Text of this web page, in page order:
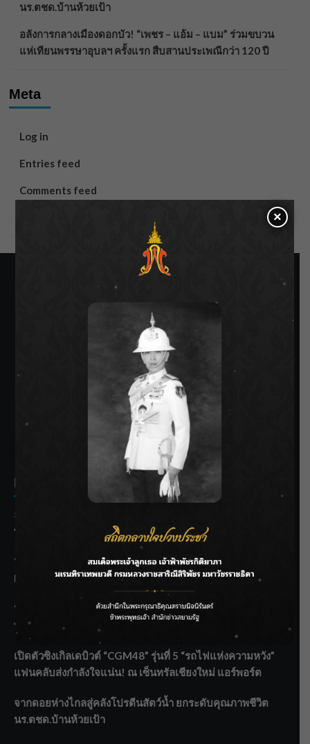
นร.ตชด.บ้านห้วยเป้า
อลังการกลางเมืองดอกบัว! “เพชร – แอ้ม – แบม” ร่วมขบวน
แห่เทียนพรรษาอุบลฯ ครั้งแรก สืบสานประเพณีกว่า 120 ปี
Meta
Log in
Entries feed
Comments feed
SIAMRATH VARIETY
THE BEST ENTERTAINMENT
Recent Posts
ลุยไม่หยุด!! กรมชลฯ เร่งเคลียร์ผักตบชวา-ติดตั้งเครื่องสูบน้ำ
ทั่วไทย
“BILLKIN” สร้างความภาคภูมิใจ คว้ารางวัลใหญ่ Weibo
Malaysia พร้อมโชว์สุดประทับใจ
“สุริยะ” สั่งกรมชลฯ เฝ้าระวังน้ำ 24 ชม. รับมือฝนสิงหาคม
บริหารเชิงรุกลดเสี่ยงน้ำท่วม
เปิดตัวซิงเกิลเดบิวต์ “CGM48” รุ่นที่ 5 “รถไฟแห่งความหวัง”
แฟนคลับส่งกำลังใจแน่น! ณ เซ็นทรัลเชียงใหม่ แอร์พอร์ต
จากดอยห่างไกลสู่คลังโปรตีนสัตว์น้ำ ยกระดับคุณภาพชีวิต
นร.ตชด.บ้านห้วยเป้า
×